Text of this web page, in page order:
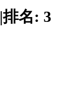
|排名: 3